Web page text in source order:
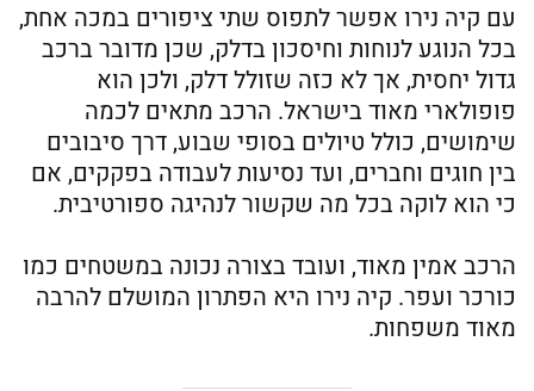
עם קיה נירו אפשר לתפוס שתי ציפורים במכה אחת,
בכל הנוגע לנוחות וחיסכון בדלק, שכן מדובר ברכב
גדול יחסית, אך לא כזה שזולל דלק, ולכן הוא
פופולארי מאוד בישראל. הרכב מתאים לכמה
שימושים, כולל טיולים בסופי שבוע, דרך סיבובים
בין חוגים וחברים, ועד נסיעות לעבודה בפקקים, אם
כי הוא לוקה בכל מה שקשור לנהיגה ספורטיבית.
הרכב אמין מאוד, ועובד בצורה נכונה במשטחים כמו
כורכר ועפר. קיה נירו היא הפתרון המושלם להרבה
מאוד משפחות.